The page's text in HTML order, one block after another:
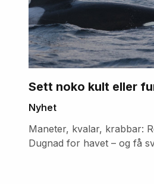
Sett noko kult eller
Nyhet
Maneter, kvalar, krabbar:
Dugnad for havet – og få